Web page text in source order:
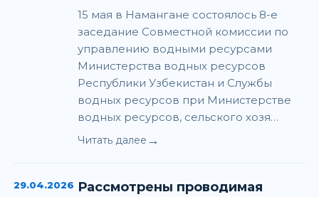
15 мая в Намангане состоялось 8-е
заседание Совместной комиссии по
управлению водными ресурсами
Министерства водных ресурсов
Республики Узбекистан и Службы
водных ресурсов при Министерстве
водных ресурсов, сельского хозя…
Читать далее →
29.04.2026 Рассмотрены проводимая